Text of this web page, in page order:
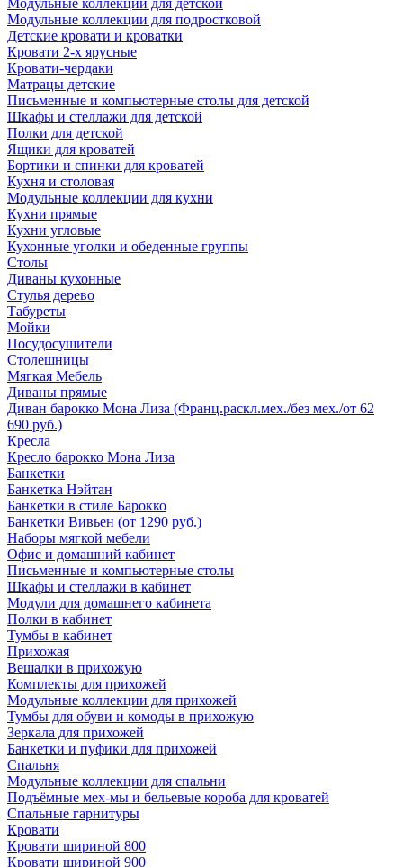
Модульные коллекции для детской
Модульные коллекции для подростковой
Детские кровати и кроватки
Кровати 2-х ярусные
Кровати-чердаки
Матрацы детские
Письменные и компьютерные столы для детской
Шкафы и стеллажи для детской
Полки для детской
Ящики для кроватей
Бортики и спинки для кроватей
Кухня и столовая
Модульные коллекции для кухни
Кухни прямые
Кухни угловые
Кухонные уголки и обеденные группы
Столы
Диваны кухонные
Стулья дерево
Табуреты
Мойки
Посудосушители
Столешницы
Мягкая Мебель
Диваны прямые
Диван барокко Мона Лиза (Франц.раскл.мех./без мех./от 62
690 руб.)
Кресла
Кресло барокко Мона Лиза
Банкетки
Банкетка Нэйтан
Банкетки в стиле Барокко
Банкетки Вивьен (от 1290 руб.)
Наборы мягкой мебели
Офис и домашний кабинет
Письменные и компьютерные столы
Шкафы и стеллажи в кабинет
Модули для домашнего кабинета
Полки в кабинет
Тумбы в кабинет
Прихожая
Вешалки в прихожую
Комплекты для прихожей
Модульные коллекции для прихожей
Тумбы для обуви и комоды в прихожую
Зеркала для прихожей
Банкетки и пуфики для прихожей
Спальня
Модульные коллекции для спальни
Подъёмные мех-мы и бельевые короба для кроватей
Спальные гарнитуры
Кровати
Кровати шириной 800
Кровати шириной 900